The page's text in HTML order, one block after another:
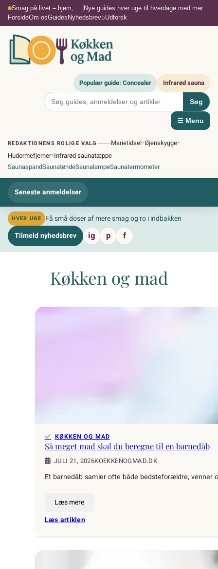
Spring
indhold
Smag på livet – hjem, krop & hygge
Nye guides hver uge til hverdage med mere smag og mindre støj
ForsideOm osGuidesNyhedsbrev⌕Udforsk
Populær guide: Concealer Infrarød sauna
Søg
☰ Menu
REDAKTIONENS ROLIGE VALG Marietidsel•Øjenskygge•
Hudormefjerner•Infrarød saunatæppe
SaunaspandSaunatøndeSaunalampeSaunatermometer
Seneste anmeldelser
HVER UGE Få små doser af mere smag og ro i indbakken
Tilmeld nyhedsbrev
ig p f
Køkken og mad
KØKKEN OG MAD
Så meget mad skal du beregne til en barnedåb
JULI 21, 2026KOEKKENOGMAD.DK
Et barnedåb samler ofte både bedsteforældre, venner
Læs mere
Læs artiklen:
mad